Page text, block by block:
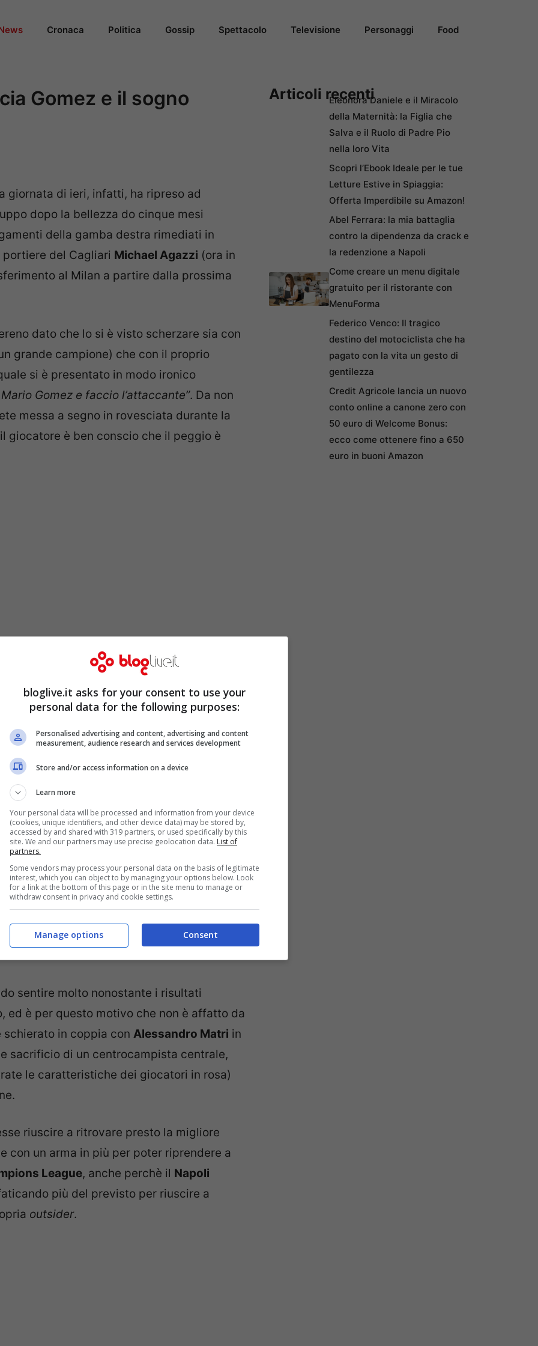
Cronaca Politica Gossip Spettacolo Televisione Personaggi Food
Gomez e il sogno
giornata di ieri, infatti, ha ripreso ad
dopo la bellezza do cinque mesi
della gamba destra rimediati in
del Cagliari Michael Agazzi (ora in
al Milan a partire dalla prossima
dato che lo si è visto scherzare sia con
grande campione) che con il proprio
si è presentato in modo ironico
Gomez e faccio l’attaccante”. Da non
messa a segno in rovesciata durante la
giocatore è ben conscio che il peggio è
la punta ex Bayern Monaco
giornata di campionato quando i
verificasse questa ipotesi, è probabile che il
in corso in modo da permettergli di
Ci vorrà del tempo prima di poter
a cui eravamo abituati, ma siamo
metterlo nella migliore condizione
sentire molto nonostante i risultati
ed è per questo motivo che non è affatto da
in coppia con Alessandro Matri in
sacrificio di un centrocampista centrale,
le caratteristiche dei giocatori in rosa)
riuscire a ritrovare presto la migliore
con un arma in più per poter riprendere a
League, anche perchè il Napoli
più del previsto per riuscire a
outsider.
Articoli recentiEleonora Daniele e il Miracolo
della Maternità: la Figlia che
Salva e il Ruolo di Padre Pio
nella loro Vita
Scopri l’Ebook Ideale per le tue
Letture Estive in Spiaggia:
Offerta Imperdibile su Amazon!
Abel Ferrara: la mia battaglia
contro la dipendenza da crack e
la redenzione a Napoli
Come creare un menu digitale
gratuito per il ristorante con
MenuForma
Federico Venco: Il tragico
destino del motociclista che ha
pagato con la vita un gesto di
gentilezza
Credit Agricole lancia un nuovo
conto online a canone zero con
50 euro di Welcome Bonus:
ecco come ottenere fino a 650
euro in buoni Amazon
bloglive.it asks for your consent to use your
personal data for the following purposes:
Personalised advertising and content, advertising and content
measurement, audience research and services development
Store and/or access information on a device
Learn more
Your personal data will be processed and information from your device
(cookies, unique identifiers, and other device data) may be stored by,
accessed by and shared with 319 partners, or used specifically by this
site. We and our partners may use precise geolocation data. List of
partners.
Some vendors may process your personal data on the basis of legitimate
interest, which you can object to by managing your options below. Look
for a link at the bottom of this page or in the site menu to manage or
withdraw consent in privacy and cookie settings.
Consent
Manage options